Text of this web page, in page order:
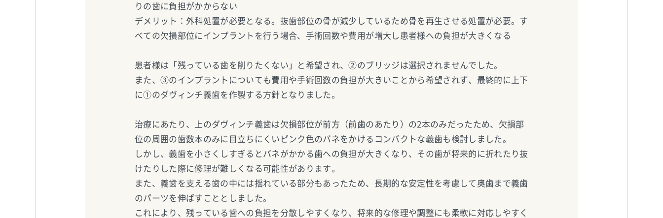
りの歯に負担がかからない
デメリット：外科処置が必要となる。抜歯部位の骨が減少しているため骨を再生させる処置が必要。す
べての欠損部位にインプラントを行う場合、手術回数や費用が増大し患者様への負担が大きくなる
患者様は「残っている歯を削りたくない」と希望され、②のブリッジは選択されませんでした。
また、③のインプラントについても費用や手術回数の負担が大きいことから希望されず、最終的に上下
に①のダヴィンチ義歯を作製する方針となりました。
治療にあたり、上のダヴィンチ義歯は欠損部位が前方（前歯のあたり）の2本のみだったため、欠損部
位の周囲の歯数本のみに目立ちにくいピンク色のバネをかけるコンパクトな義歯も検討しました。
しかし、義歯を小さくしすぎるとバネがかかる歯への負担が大きくなり、その歯が将来的に折れたり抜
けたりした際に修理が難しくなる可能性があります。
また、義歯を支える歯の中には揺れている部分もあったため、長期的な安定性を考慮して奥歯まで義歯
のパーツを伸ばすこととしました。
これにより、残っている歯への負担を分散しやすくなり、将来的な修理や調整にも柔軟に対応しやすく